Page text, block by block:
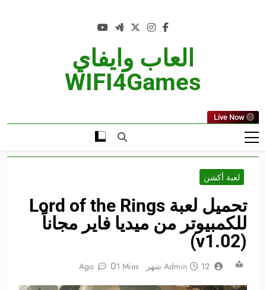
العاب وايفاي
WIFI4Games
Live Now
لعبة أكشن
تحميل لعبة Lord of the Rings
للكمبيوتر من ميديا فاير مجاناً
(v1.02)
Admin 12 شهر Ago 01 Mins